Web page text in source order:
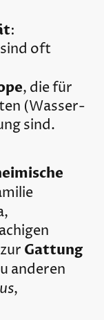
:
oft
, die für
(Wasser-
sind.
Gattung
anderen
,